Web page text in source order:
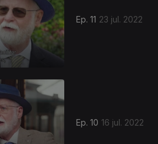
Ep. 11 23 jul. 2022
Ep. 10 16 jul. 2022